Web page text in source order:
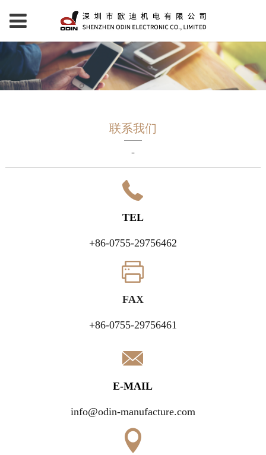
联系我们
-
TEL
+86-0755-29756462
FAX
+86-0755-29756461
E-MAIL
info@odin-manufacture.com